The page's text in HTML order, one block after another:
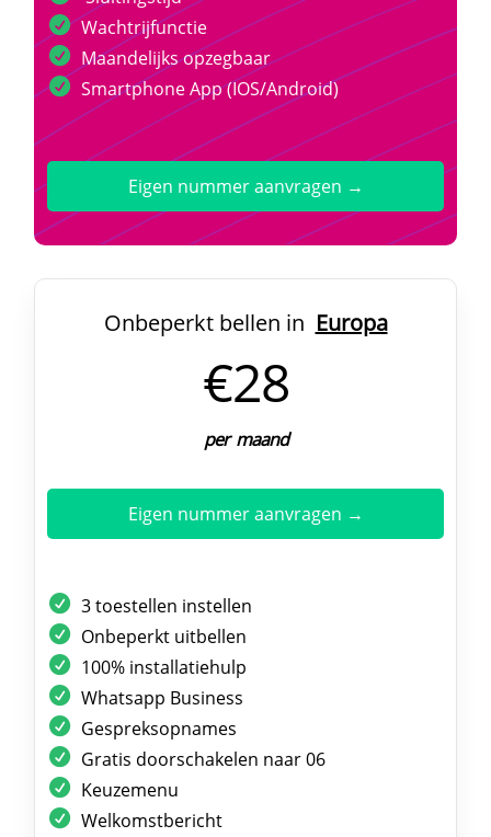
Wachtrijfunctie
Maandelijks opzegbaar
Smartphone App (IOS/Android)
Eigen nummer aanvragen →
Onbeperkt bellen in Europa
€28
per maand
Eigen nummer aanvragen →
3 toestellen instellen
Onbeperkt uitbellen
100% installatiehulp
Whatsapp Business
Gespreksopnames
Gratis doorschakelen naar 06
Keuzemenu
Welkomstbericht